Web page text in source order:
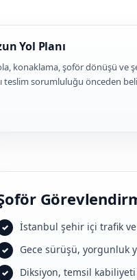
Yol Planı
konaklama, şoför dönüşü ve
teslim sorumluluğu önceden
İstanbul şehir içi trafik
Gece sürüşü, yorgunluk
Diksiyon, temsil